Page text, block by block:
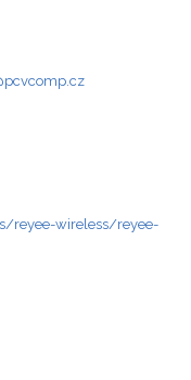
reyee-wireless/reyee-